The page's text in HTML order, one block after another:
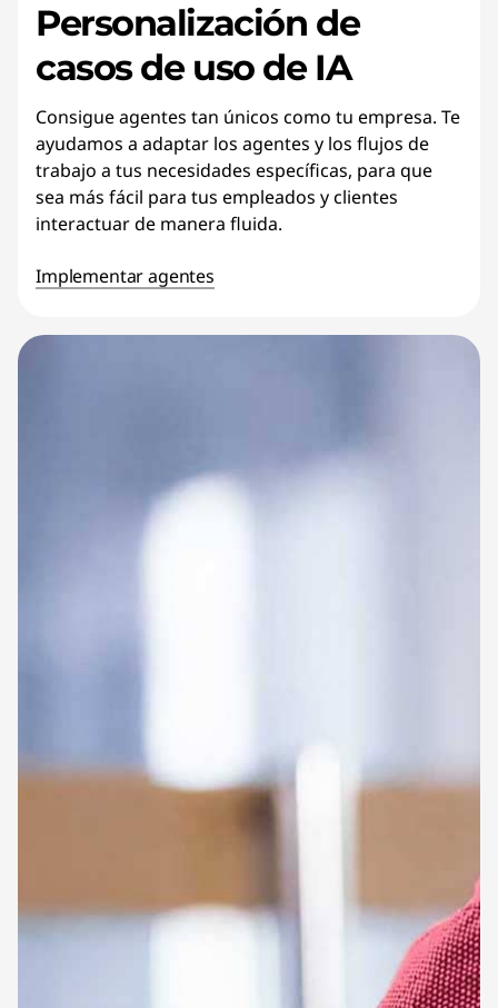
Personalización de
casos de uso de IA
Consigue agentes tan únicos como tu empresa. Te
ayudamos a adaptar los agentes y los flujos de
trabajo a tus necesidades específicas, para que
sea más fácil para tus empleados y clientes
interactuar de manera fluida.
Implementar agentes